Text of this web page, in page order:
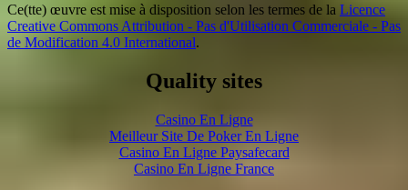
Ce(tte) œuvre est mise à disposition selon les termes de la Licence
Creative Commons Attribution - Pas d'Utilisation Commerciale - Pas
de Modification 4.0 International.
Quality sites
Casino En Ligne
Meilleur Site De Poker En Ligne
Casino En Ligne Paysafecard
Casino En Ligne France